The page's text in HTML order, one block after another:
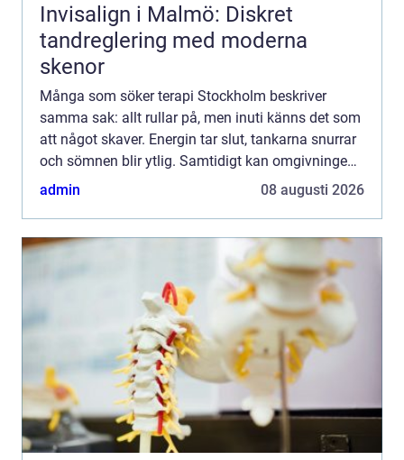
Invisalign i Malmö: Diskret
tandreglering med moderna
skenor
Många som söker terapi Stockholm beskriver
samma sak: allt rullar på, men inuti känns det som
att något skaver. Energin tar slut, tankarna snurrar
och sömnen blir ytlig. Samtidigt kan omgivningen
tycka att allt ser bra ut. Det skapar en klyfta
admin 08 augusti 2026